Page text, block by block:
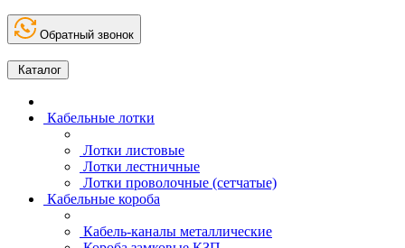
Обратный звонок
Каталог
Кабельные лотки
Лотки листовые
Лотки лестничные
Лотки проволочные (сетчатые)
Кабельные короба
Кабель-каналы металлические